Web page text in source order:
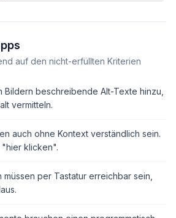
auf den nicht-erfüllten Kriterien
Bildern beschreibende Alt-Texte hinzu,
vermitteln.
auch ohne Kontext verständlich sein.
klicken".
müssen per Tastatur erreichbar sein,